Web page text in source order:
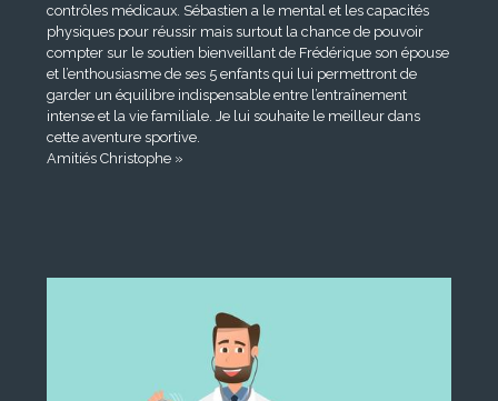
contrôles médicaux. Sébastien a le mental et les capacités
physiques pour réussir mais surtout la chance de pouvoir
compter sur le soutien bienveillant de Frédérique son épouse
et l’enthousiasme de ses 5 enfants qui lui permettront de
garder un équilibre indispensable entre l’entraînement
intense et la vie familiale. Je lui souhaite le meilleur dans
cette aventure sportive.
Amitiés Christophe »